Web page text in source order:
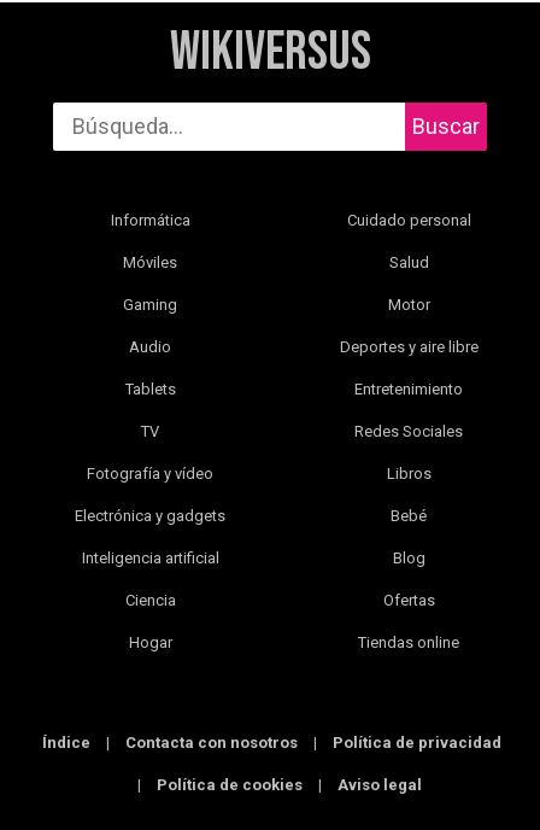
WikiVersus
Buscar
Informática
Móviles
Gaming
Audio
Tablets
TV
Fotografía y vídeo
Electrónica y gadgets
Inteligencia artificial
Ciencia
Hogar
Cuidado personal
Salud
Motor
Deportes y aire libre
Entretenimiento
Redes Sociales
Libros
Bebé
Blog
Ofertas
Tiendas online
Índice | Contacta con nosotros | Política de privacidad
| Política de cookies | Aviso legal